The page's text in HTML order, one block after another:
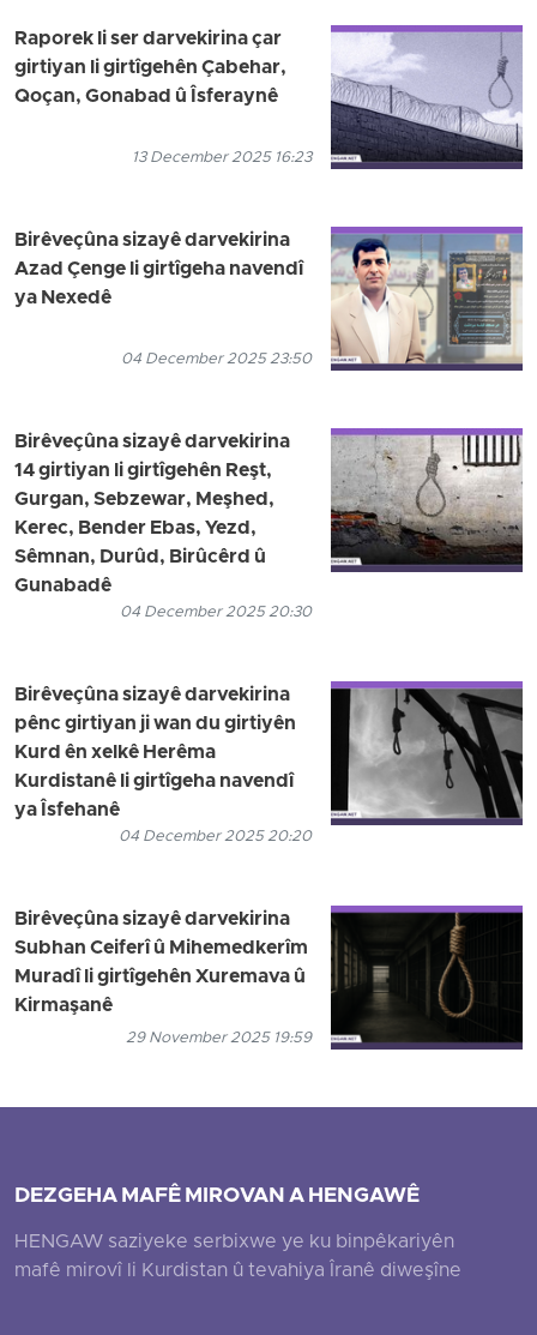
Raporek li ser darvekirina çar
girtiyan li girtîgehên Çabehar,
Qoçan, Gonabad û Îsferaynê
13 December 2025 16:23
Birêveçûna sizayê darvekirina
Azad Çenge li girtîgeha navendî
ya Nexedê
04 December 2025 23:50
Birêveçûna sizayê darvekirina
14 girtiyan li girtîgehên Reşt,
Gurgan, Sebzewar, Meşhed,
Kerec, Bender Ebas, Yezd,
Sêmnan, Durûd, Birûcêrd û
Gunabadê
04 December 2025 20:30
Birêveçûna sizayê darvekirina
pênc girtiyan ji wan du girtiyên
Kurd ên xelkê Herêma
Kurdistanê li girtîgeha navendî
ya Îsfehanê
04 December 2025 20:20
Birêveçûna sizayê darvekirina
Subhan Ceiferî û Mihemedkerîm
Muradî li girtîgehên Xuremava û
Kirmaşanê
29 November 2025 19:59
DEZGEHA MAFÊ MIROVAN A HENGAWÊ
HENGAW saziyeke serbixwe ye ku binpêkariyên
mafê mirovî li Kurdistan û tevahiya Îranê diweşîne